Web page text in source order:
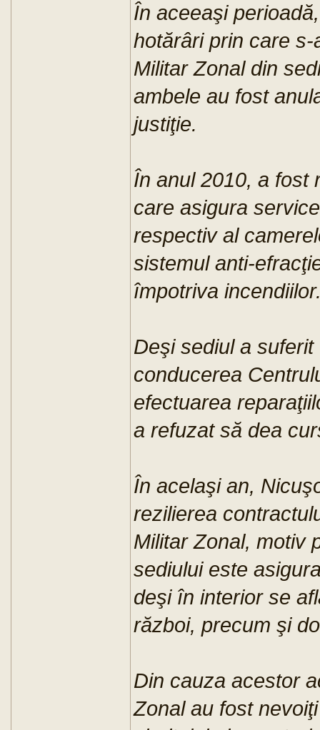
În aceeaşi
hotărâri prin care
Militar Zonal din
ambele au fost
justiţie.
În anul 2010, a fost
care asigura
respectiv al
sistemul anti-
împotriva
Deşi sediul a
conducerea
efectuarea
a refuzat să dea
În acelaşi an,
rezilierea
Militar Zonal, motiv
sediului este
deşi în interior se
război, precum şi
Din cauza acestor
Zonal au fost